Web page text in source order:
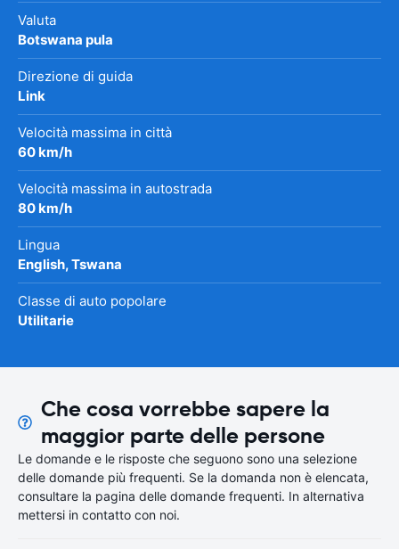
Valuta
Botswana pula
Direzione di guida
Link
Velocità massima in città
60 km/h
Velocità massima in autostrada
80 km/h
Lingua
English, Tswana
Classe di auto popolare
Utilitarie
Che cosa vorrebbe sapere la
maggior parte delle persone
Le domande e le risposte che seguono sono una selezione
delle domande più frequenti. Se la domanda non è elencata,
consultare la pagina delle domande frequenti. In alternativa
mettersi in contatto con noi.